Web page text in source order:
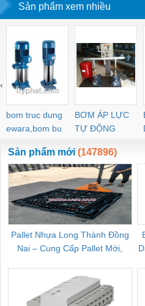
53A-L33R-X1-2B-G-13
HGP-555A-L48R-Z-
L36L-X-4BD HGP-22A-
F92L-X-4BJ HGP-53A-
L44R-Z-4BD-P-13
HGP-22A-F4R4R
222A-
3A-F6R HGP-
F14R14R
Sản phẩm xem nhiều
bom truc dung
ewara,bom bu
ewara
BƠM ÁP LỰC
TỰ ĐỘNG
‹
Sản phẩm mới (147896)
Pallet Nhựa Long Thành Đồng
Nai – Cung Cấp Pallet Mới,